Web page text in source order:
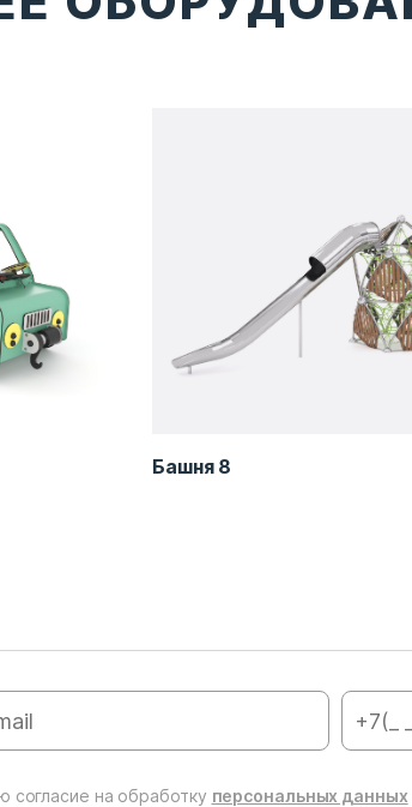
Башня 8
согласие на обработку персональных данных